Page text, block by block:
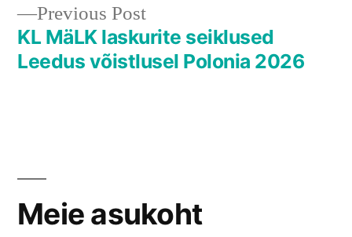
Previous PostPrevious
post:
KL MäLK laskurite seiklused
Leedus võistlusel Polonia 2026
Meie asukoht